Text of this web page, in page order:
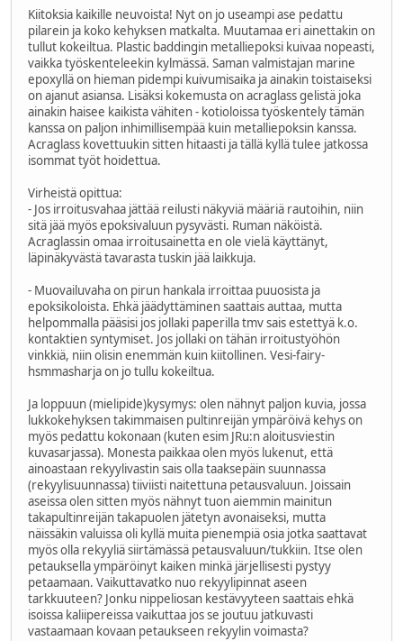
Kiitoksia kaikille neuvoista! Nyt on jo useampi ase pedattu
pilarein ja koko kehyksen matkalta. Muutamaa eri ainettakin on
tullut kokeiltua. Plastic baddingin metalliepoksi kuivaa nopeasti,
vaikka työskenteleekin kylmässä. Saman valmistajan marine
epoxyllä on hieman pidempi kuivumisaika ja ainakin toistaiseksi
on ajanut asiansa. Lisäksi kokemusta on acraglass gelistä joka
ainakin haisee kaikista vähiten - kotioloissa työskentely tämän
kanssa on paljon inhimillisempää kuin metalliepoksin kanssa.
Acraglass kovettuukin sitten hitaasti ja tällä kyllä tulee jatkossa
isommat työt hoidettua.
Virheistä opittua:
- Jos irroitusvahaa jättää reilusti näkyviä määriä rautoihin, niin
sitä jää myös epoksivaluun pysyvästi. Ruman näköistä.
Acraglassin omaa irroitusainetta en ole vielä käyttänyt,
läpinäkyvästä tavarasta tuskin jää laikkuja.
- Muovailuvaha on pirun hankala irroittaa puuosista ja
epoksikoloista. Ehkä jäädyttäminen saattais auttaa, mutta
helpommalla pääsisi jos jollaki paperilla tmv sais estettyä k.o.
kontaktien syntymiset. Jos jollaki on tähän irroitustyöhön
vinkkiä, niin olisin enemmän kuin kiitollinen. Vesi-fairy-
hsmmasharja on jo tullu kokeiltua.
Ja loppuun (mielipide)kysymys: olen nähnyt paljon kuvia, jossa
lukkokehyksen takimmaisen pultinreijän ympäröivä kehys on
myös pedattu kokonaan (kuten esim JRu:n aloitusviestin
kuvasarjassa). Monesta paikkaa olen myös lukenut, että
ainoastaan rekyylivastin sais olla taaksepäin suunnassa
(rekyylisuunnassa) tiiviisti naitettuna petausvaluun. Joissain
aseissa olen sitten myös nähnyt tuon aiemmin mainitun
takapultinreijän takapuolen jätetyn avonaiseksi, mutta
näissäkin valuissa oli kyllä muita pienempiä osia jotka saattavat
myös olla rekyyliä siirtämässä petausvaluun/tukkiin. Itse olen
petauksella ympäröinyt kaiken minkä järjellisesti pystyy
petaamaan. Vaikuttavatko nuo rekyylipinnat aseen
tarkkuuteen? Jonku nippeliosan kestävyyteen saattais ehkä
isoissa kaliipereissa vaikuttaa jos se joutuu jatkuvasti
vastaamaan kovaan petaukseen rekyylin voimasta?